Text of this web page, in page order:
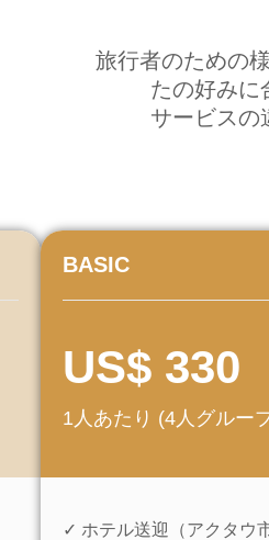
旅行者のための
たの好みに
サービスの
BASIC
US$ 330
1人あたり (4人グルー
✓ ホテル送迎（アクタウ